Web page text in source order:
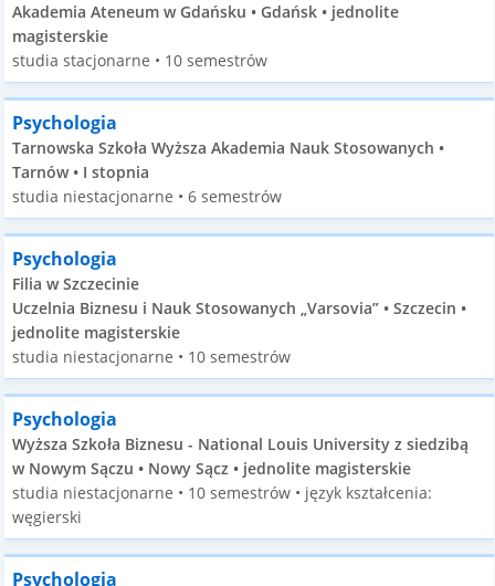
Akademia Ateneum w Gdańsku • Gdańsk • jednolite
magisterskie
studia stacjonarne • 10 semestrów
Psychologia
Tarnowska Szkoła Wyższa Akademia Nauk Stosowanych •
Tarnów • I stopnia
studia niestacjonarne • 6 semestrów
Psychologia
Filia w Szczecinie
Uczelnia Biznesu i Nauk Stosowanych „Varsovia” • Szczecin •
jednolite magisterskie
studia niestacjonarne • 10 semestrów
Psychologia
Wyższa Szkoła Biznesu - National Louis University z siedzibą
w Nowym Sączu • Nowy Sącz • jednolite magisterskie
studia niestacjonarne • 10 semestrów • język kształcenia:
węgierski
Psychologia